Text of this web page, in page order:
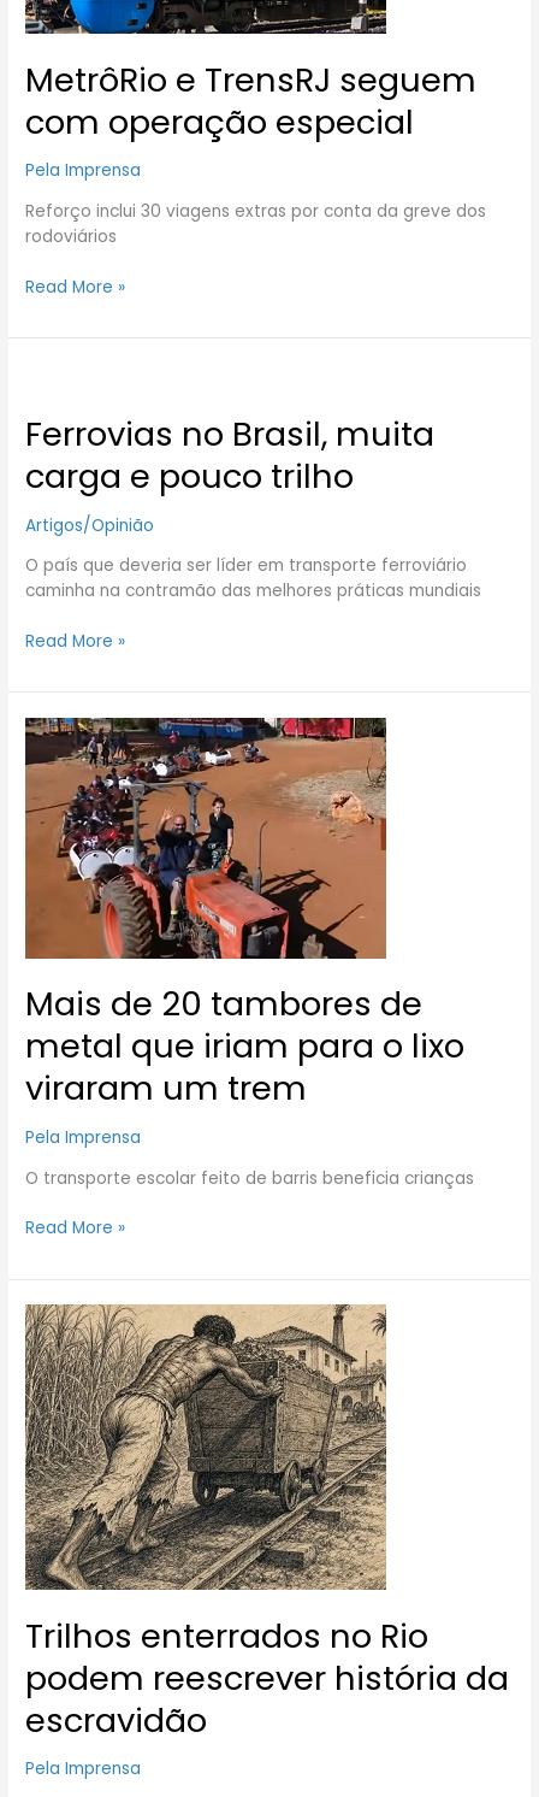
MetrôRio e TrensRJ seguem
com operação especial
Pela Imprensa
Reforço inclui 30 viagens extras por conta da greve dos
rodoviários
Read More »
Ferrovias no Brasil, muita
carga e pouco trilho
Artigos/Opinião
O país que deveria ser líder em transporte ferroviário
caminha na contramão das melhores práticas mundiais
Brasil,
muita
carga
pouco
Read More »
Mais de 20 tambores de
metal que iriam para o lixo
viraram um trem
Pela Imprensa
O transporte escolar feito de barris beneficia crianças
Mais
de
tambores
de
metal
o
viraram
trem
Read More »
Trilhos enterrados no Rio
podem reescrever história da
escravidão
Pela Imprensa
Trilhos
enterrados
no
Rio
podem
reescrever
história
da
escravidão